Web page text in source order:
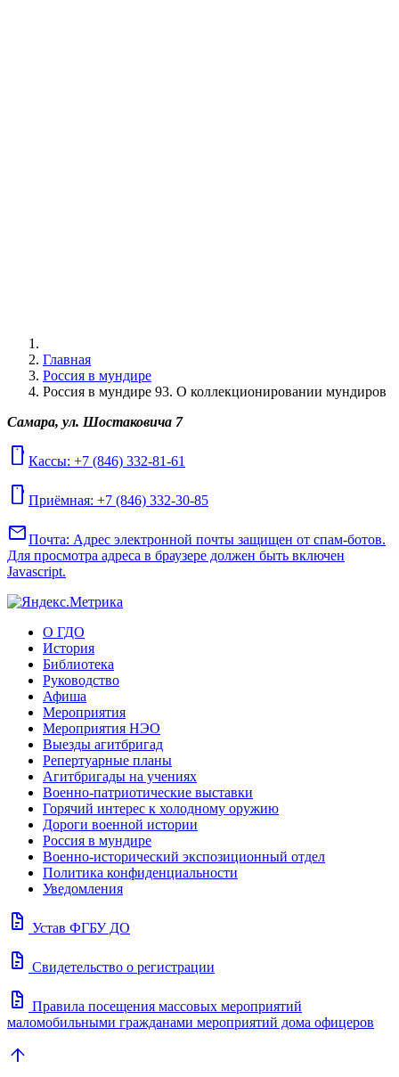
Главная
Россия в мундире
Россия в мундире 93. О коллекционировании мундиров
Самара, ул. Шостаковича 7
mobile Кассы: +7 (846) 332-81-61
mobile Приёмная: +7 (846) 332-30-85
mailПочта: Адрес электронной почты защищен от спам-ботов.
Для просмотра адреса в браузере должен быть включен
Javascript.
О ГДО
История
Библиотека
Руководство
Афиша
Мероприятия
Мероприятия НЭО
Выезды агитбригад
Репертуарные планы
Агитбригады на учениях
Военно-патриотические выставки
Горячий интерес к холодному оружию
Дороги военной истории
Россия в мундире
Военно-исторический экспозиционный отдел
Политика конфиденциальности
Уведомления
docs Устав ФГБУ ДО
docs Свидетельство о регистрации
docs Правила посещения массовых мероприятий
маломобильными гражданами мероприятий дома офицеров
arrow_upward